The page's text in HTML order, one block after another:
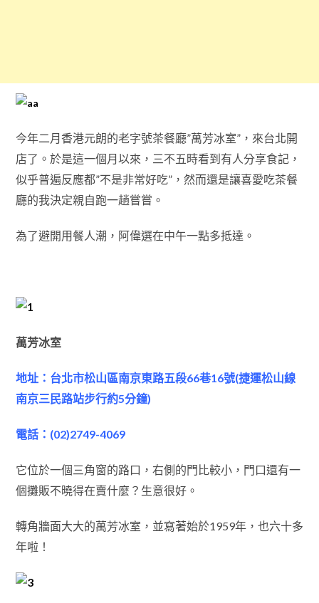
今年二月香港元朗的老字號茶餐廳”萬芳冰室”，來台北開
店了。於是這一個月以來，三不五時看到有人分享食記，
似乎普遍反應都”不是非常好吃”，然而還是讓喜愛吃茶餐
廳的我決定親自跑一趟嘗嘗。
為了避開用餐人潮，阿偉選在中午一點多抵達。
萬芳冰室
地址：台北市松山區南京東路五段66巷16號(捷運松山線
南京三民路站步行約5分鐘)
電話：(02)2749-4069
它位於一個三角窗的路口，右側的門比較小，門口還有一
個攤販不曉得在賣什麼？生意很好。
轉角牆面大大的萬芳冰室，並寫著始於1959年，也六十多
年啦！